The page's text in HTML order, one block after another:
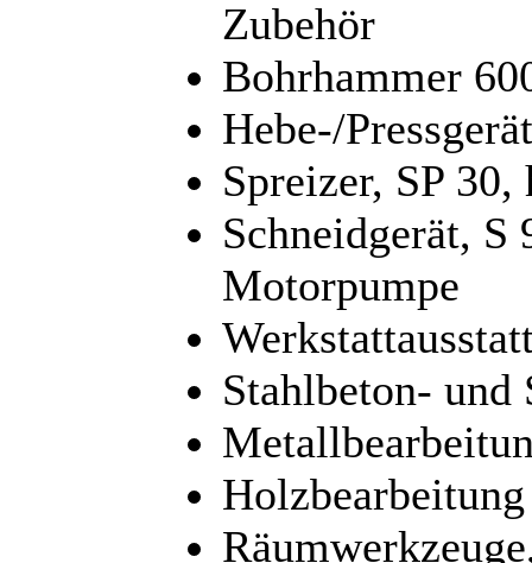
Zubehör
Bohrhammer
Hebe-/
Spreizer, SP
Schneidgerät,
Motorpumpe
Stahlbeton- und
Holzbearbeitung